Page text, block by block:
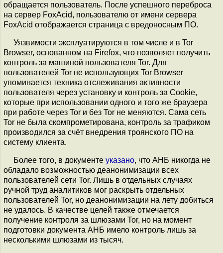
обращается пользователь. После успешного переброса
на сервер FoxAcid, пользователю от имени сервера
FoxAcid отображается страница с вредоносным ПО.
Уязвимости эксплуатируются в том числе и в Tor
Browser, основанном на Firefox, что позволяет получить
контроль за машиной пользователя Tor. Для
пользователей Tor не использующих Tor Browser
упоминается техника отслеживания активности
пользователя через установку и контроль за Cookie,
которые при использовании одного и того же браузера
при работе через Tor и без Tor не меняются. Сама сеть
Tor не была скомпрометирована, контроль за трафиком
производился за счёт внедрения троянского ПО на
систему клиента.
Более того, в документе указано, что АНБ никогда не
обладало возможностью деанонимизации всех
пользователей сети Tor. Лишь в отдельных случаях
ручной труд аналитиков мог раскрыть отдельных
пользователей Tor, но деанонимизации на лету добиться
не удалось. В качестве целей также отмечается
получение контроля за шлюзами Tor, но на момент
подготовки документа АНБ имело контроль лишь за
несколькими шлюзами из тысяч.